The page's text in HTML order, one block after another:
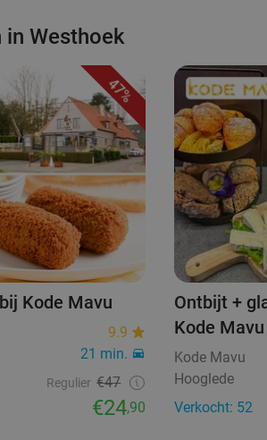
in Westhoek
47%
Kode Mavu
9.9
21 min.
Regulier €47
€24,90
Ontbijt +
Kode Mavu
Kode Mavu
Hooglede
Verkocht: 52